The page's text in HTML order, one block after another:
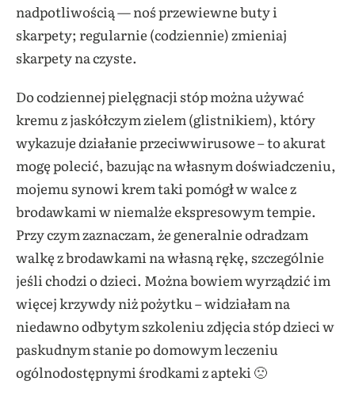
nadpotliwością — noś przewiewne buty i
skarpety; regularnie (codziennie) zmieniaj
skarpety na czyste.
Do codziennej pielęgnacji stóp można używać
kremu z jaskółczym zielem (glistnikiem), który
wykazuje działanie przeciwwirusowe – to akurat
mogę polecić, bazując na własnym doświadczeniu,
mojemu synowi krem taki pomógł w walce z
brodawkami w niemalże ekspresowym tempie.
Przy czym zaznaczam, że generalnieodradzam
walkę z brodawkami na własną rękę, szczególnie
jeśli chodzi o dzieci. Można bowiem wyrządzić im
więcej krzywdy niż pożytku – widziałam na
niedawno odbytym szkoleniu zdjęcia stóp dzieci w
paskudnym stanie po domowym leczeniu
ogólnodostępnymi środkami z apteki 🙁